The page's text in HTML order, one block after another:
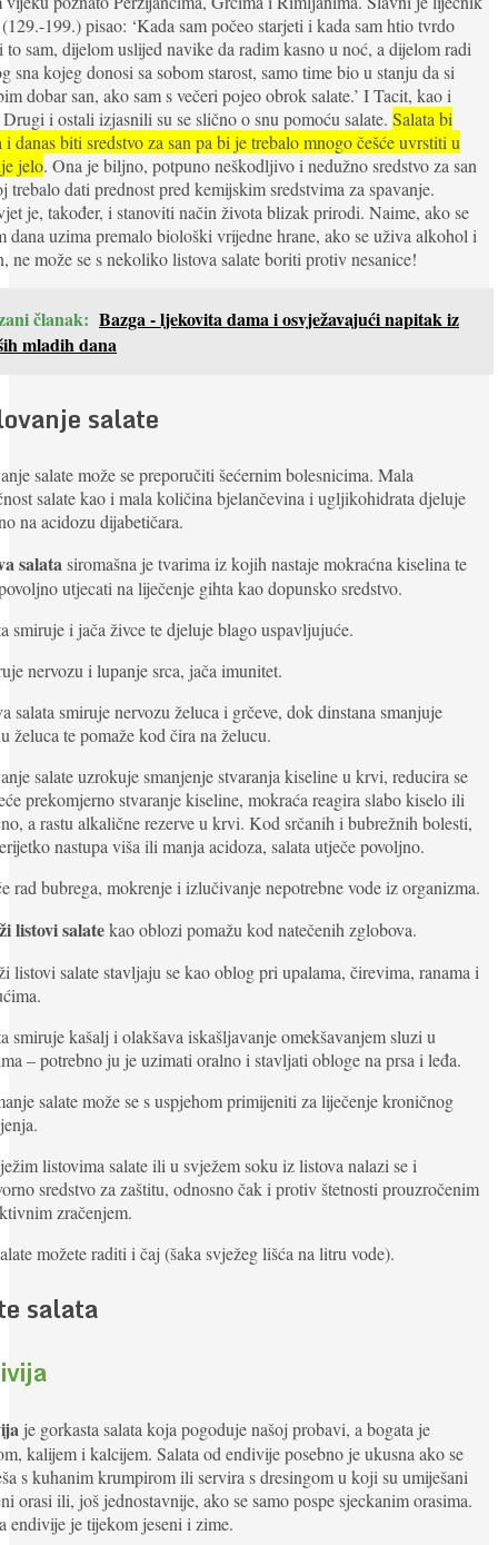
199.) pisao: ‘Kada sam počeo starjeti i kada sam htio tvrdo
to sam, dijelom uslijed navike da radim kasno u noć, a dijelom radi
sna kojeg donosi sa sobom starost, samo time bio u stanju da si
dobar san, ako sam s večeri pojeo obrok salate.’ I Tacit, kao i
i ostali izjasnili su se slično o snu pomoću salate. Salata bi
i danas biti sredstvo za san pa bi je trebalo mnogo češće uvrstiti u
jelo. Ona je biljno, potpuno neškodljivo i nedužno sredstvo za san
trebalo dati prednost pred kemijskim sredstvima za spavanje.
je, također, i stanoviti način života blizak prirodi. Naime, ako se
dana uzima premalo biološki vrijedne hrane, ako se uživa alkohol i
ne može se s nekoliko listova salate boriti protiv nesanice!
članak: Bazga - ljekovita dama i osvježavajući napitak iz
mladih dana
salate
salate može se preporučiti šećernim bolesnicima. Mala
salate kao i mala količina bjelančevina i ugljikohidrata djeluje
na acidozu dijabetičara.
salatasiromašna je tvarima iz kojih nastaje mokraćna kiselina te
utjecati na liječenje gihta kao dopunsko sredstvo.
smiruje i jača živce te djeluje blago uspavljujuće.
nervozu i lupanje srca, jača imunitet.
salata smiruje nervozu želuca i grčeve, dok dinstana smanjuje
želuca te pomaže kod čira na želucu.
salate uzrokuje smanjenje stvaranja kiseline u krvi, reducira se
prekomjerno stvaranje kiseline, mokraća reagira slabo kiselo ili
a rastu alkalične rezerve u krvi. Kod srčanih i bubrežnih bolesti,
nastupa viša ili manja acidoza, salata utječe povoljno.
rad bubrega, mokrenje i izlučivanje nepotrebne vode iz organizma.
listovi salatekao oblozi pomažu kod natečenih zglobova.
listovi salate stavljaju se kao oblog pri upalama, čirevima, ranama i
smiruje kašalj i olakšava iskašljavanje omekšavanjem sluzi u
– potrebno ju je uzimati oralno i stavljati obloge na prsa i leđa.
salate može se s uspjehom primijeniti za liječenje kroničnog
listovima salate ili u svježem soku iz listova nalazi se i
sredstvo za zaštitu, odnosno čak i protiv štetnosti prouzročenim
zračenjem.
možete raditi i čaj (šaka svježeg lišća na litru vode).
salata
je gorkasta salata koja pogoduje našoj probavi, a bogata je
kalijem i kalcijem. Salata od endivije posebno je ukusna ako se
s kuhanim krumpirom ili servira s dresingom u koji su umiješani
orasi ili, još jednostavnije, ako se samo pospe sjeckanim orasima.
endivije je tijekom jeseni i zime.